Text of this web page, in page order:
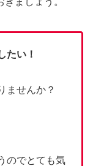
たい！
ませんか？
のでとても気